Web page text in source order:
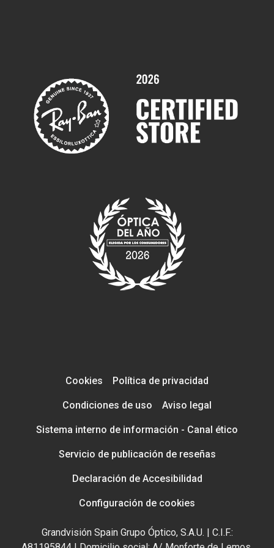
Cookies Política de privacidad
Condiciones de uso Aviso legal
Sistema interno de información - Canal ético
Servicio de publicación de reseñas
Declaración de Accesibilidad
Configuración de cookies
Grandvisión Spain Grupo Óptico, S.A.U. | C.I.F.: